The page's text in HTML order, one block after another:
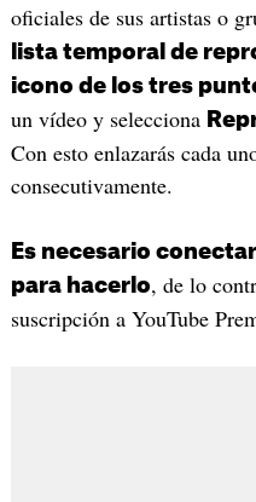
oficiales de sus artistas o
lista temporal de
icono de los tres
un vídeo y selecciona
Con esto enlazarás cada
consecutivamente.
Es necesario
para hacerlo, de lo
suscripción a YouTube